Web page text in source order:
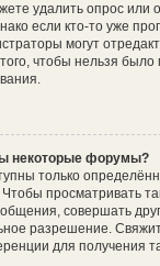
удалить опрос или
если кто-то уже
могут
чтобы нельзя было
некоторые форумы?
только
просматривать
совершать
разрешение.
для получения